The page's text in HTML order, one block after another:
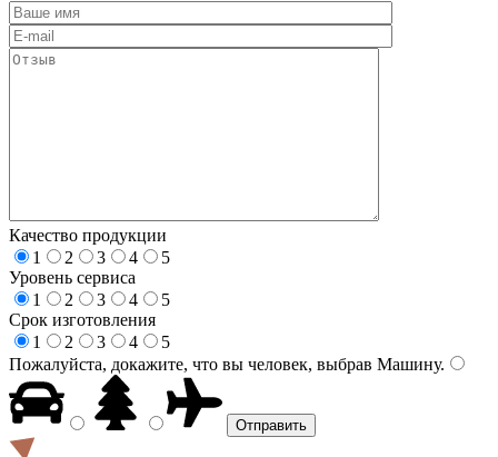
Качество продукции
1
2 3 4
5
Уровень сервиса
1
2 3 4
5
Срок изготовления
1
2 3 4
5
Пожалуйста, докажите, что вы человек, выбрав Машину.